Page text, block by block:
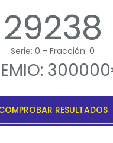
29238
Serie: 0 - Fracción: 0
RESULTADOS